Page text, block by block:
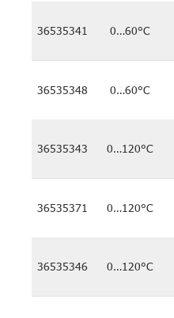
36535341 0…60°C
36535348 0…60°C
36535343 0…120°C
36535371 0…120°C
36535346 0…120°C